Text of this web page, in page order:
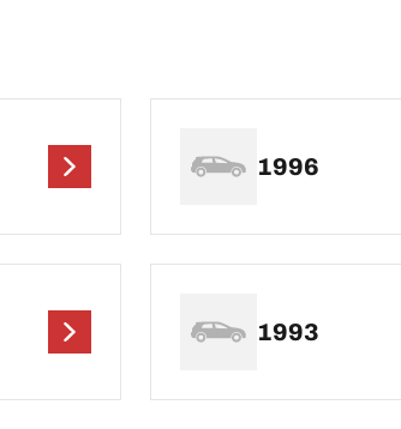
1996
1993